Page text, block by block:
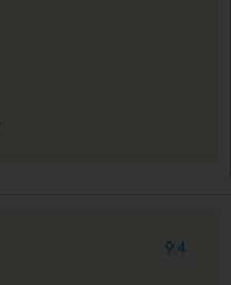
9.4